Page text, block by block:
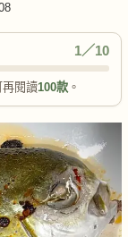
1／10
再閱讀100款 。